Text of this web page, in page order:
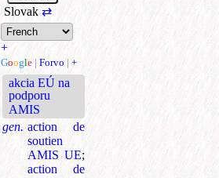
Slovak ⇄
+
Google | Forvo | +
akcia EÚ na
podporu
AMIS
gen. action de
soutien
AMIS UE;
action de